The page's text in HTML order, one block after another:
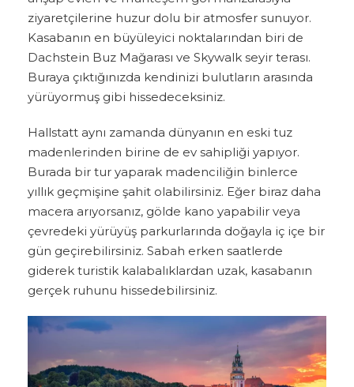
ziyaretçilerine huzur dolu bir atmosfer sunuyor.
Kasabanın en büyüleyici noktalarından biri de
Dachstein Buz Mağarası ve Skywalk seyir terası.
Buraya çıktığınızda kendinizi bulutların arasında
yürüyormuş gibi hissedeceksiniz.
Hallstatt aynı zamanda dünyanın en eski tuz
madenlerinden birine de ev sahipliği yapıyor.
Burada bir tur yaparak madenciliğin binlerce
yıllık geçmişine şahit olabilirsiniz. Eğer biraz daha
macera arıyorsanız, gölde kano yapabilir veya
çevredeki yürüyüş parkurlarında doğayla iç içe bir
gün geçirebilirsiniz. Sabah erken saatlerde
giderek turistik kalabalıklardan uzak, kasabanın
gerçek ruhunu hissedebilirsiniz.